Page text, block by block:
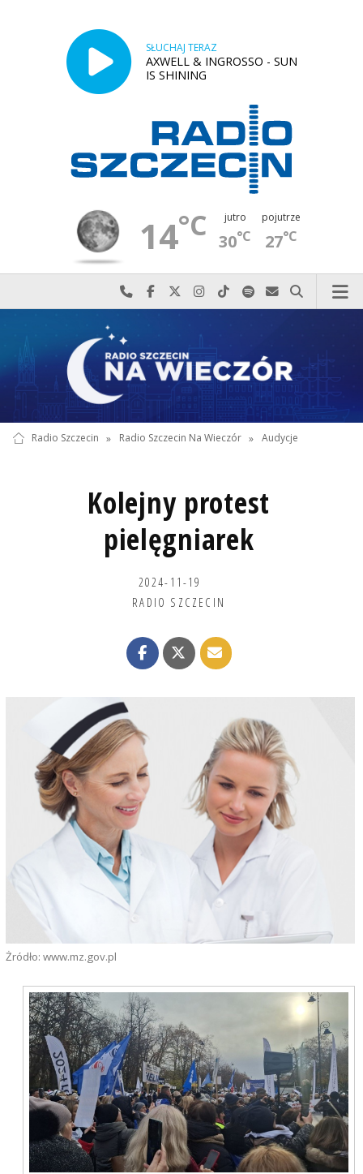
SŁUCHAJ TERAZ
AXWELL & INGROSSO - SUN
IS SHINING
14°C jutro
30°C
pojutrze
27°C
Najlepiej po prostu do nas zadzwoń
Odwiedź nas na Facebook-u
Odwiedź nas na X
Odwiedź nas na Instagram-ie
Odwiedź nas na TikTok-u
Szukaj nas na Spotify
Wyślij do nas
Szukaj
Radio Szczecin » Radio Szczecin Na Wieczór » Audycje
Kolejny protest
pielęgniarek
2024-11-19
RADIO SZCZECIN
Żródło: www.mz.gov.pl